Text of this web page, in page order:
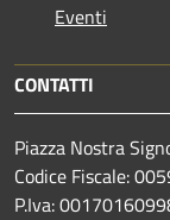
Eventi
CONTATTI
Piazza Nostra
Codice Fiscale:
P.Iva: